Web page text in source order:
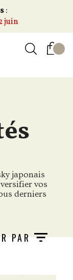
:
juin
japonais
vos
derniers
PAR